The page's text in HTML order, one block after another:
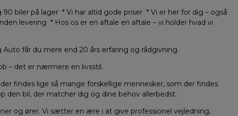
biler på lager * Vi har altid gode priser * Vi er her for dig – også
levering * Hos os er en aftale en aftale – vi holder hvad vi
får du mere end 20 års erfaring og rådgivning.
– det er nærmere en livsstil.
findes lige så mange forskellige mennesker, som der findes
den bil, der matcher dig og dine behov allerbedst.
og ører. Vi sætter en ære i at give professionel vejledning,